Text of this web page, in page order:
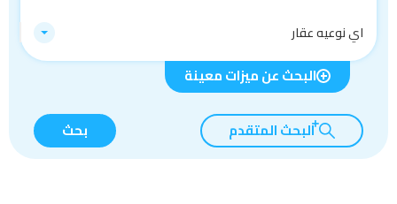
اي نوعيه عقار
البحث عن ميزات معينة
البحث المتقدم بحث